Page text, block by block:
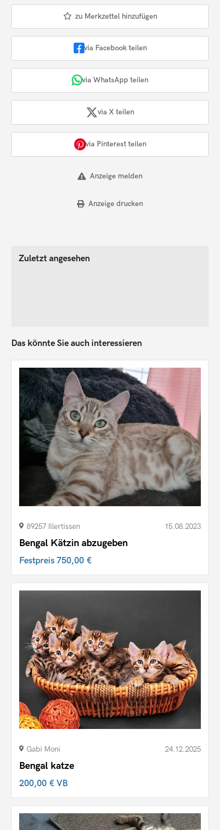
zu Merkzettel hinzufügen
via Facebook teilen
via WhatsApp teilen
via X teilen
via Pinterest teilen
Anzeige melden
Anzeige drucken
Zuletzt angesehen
Das könnte Sie auch interessieren
89257 Illertissen 15.08.2023
Bengal Kätzin abzugeben
Festpreis750,00 €
Gabi Moni 24.12.2025
Bengal katze
200,00 €VB